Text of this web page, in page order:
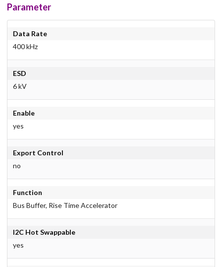
Parameter
Data Rate
400 kHz
ESD
6 kV
Enable
yes
Export Control
no
Function
Bus Buffer, Rise Time Accelerator
I2C Hot Swappable
yes